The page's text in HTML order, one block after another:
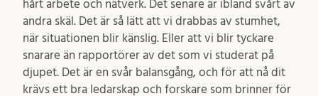
hårt arbete och nätverk. Det senare är ibland svårt av
andra skäl. Det är så lätt att vi drabbas av stumhet,
när situationen blir känslig. Eller att vi blir tyckare
snarare än rapportörer av det som vi studerat på
djupet. Det är en svår balansgång, och för att nå dit
krävs ett bra ledarskap och forskare som brinner för